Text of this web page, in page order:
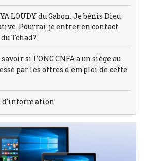
LOUDY du Gabon. Je bénis Dieu
Pourrai-je entrer en contact
Tchad?
si l'ONG CNFA a un siège au
par les offres d'emploi de cette
d'information